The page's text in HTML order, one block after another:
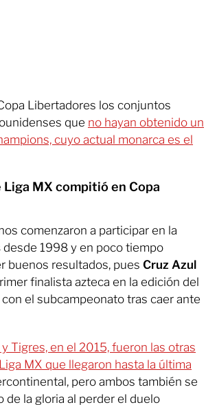
Libertadores los conjuntos
que no hayan obtenido un
cuyo actual monarca es el
Liga MX compitió en Copa
comenzaron a participar en la
desde 1998 y en poco tiempo
buenos resultados, pues Cruz Azul
finalista azteca en la edición del
el subcampeonato tras caer ante
Tigres, en el 2015, fueron las otras
MX que llegaron hasta la última
pero ambos también se
de la gloria al perder el duelo